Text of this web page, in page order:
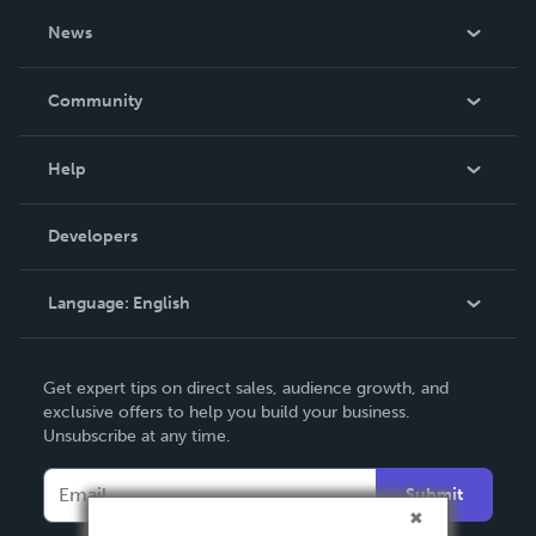
News
In The News
Community
Podcast
Help
Order Lookup
Knowledge Base
Contact Support
Developers
Language: English
Deutsch
Français
Italiano
Español
Get expert tips on direct sales, audience growth, and
exclusive offers to help you build your business.
Unsubscribe at any time.
Submit